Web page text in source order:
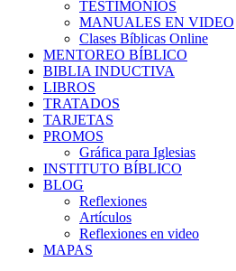
TESTIMONIOS
MANUALES EN VIDEO
Clases Bíblicas Online
MENTOREO BÍBLICO
BIBLIA INDUCTIVA
LIBROS
TRATADOS
TARJETAS
PROMOS
Gráfica para Iglesias
INSTITUTO BÍBLICO
BLOG
Reflexiones
Artículos
Reflexiones en video
MAPAS